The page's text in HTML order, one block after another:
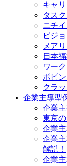
キャ
タス
ニチ
ピジ
メア
日本
ワー
ポピ
クラ
企業主導型
企業
東京
企業
企業
解説！
企業